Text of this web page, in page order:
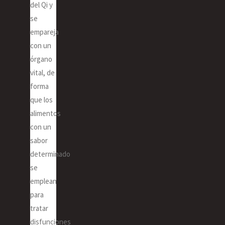
del Qi y
se
empareja
con un
órgano
vital, de
forma
que los
alimentos
con un
sabor
determinado
se
emplean
para
tratar
disfunciones